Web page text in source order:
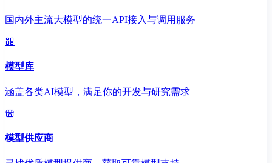
国内外主流大模型的统一API接入与调用服务
模型库
涵盖各类AI模型，满足你的开发与研究需求
模型供应商